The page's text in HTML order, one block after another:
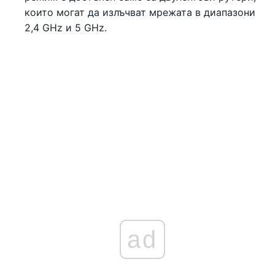
които могат да излъчват мрежата в диапазони
2,4 GHz и 5 GHz.
ad